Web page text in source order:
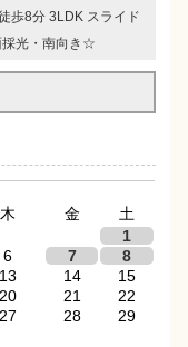
歩8分 3LDK スライド
採光・南向き☆
木 金
土
1
6 7
8
13 14
15
20 21
22
27 28
29